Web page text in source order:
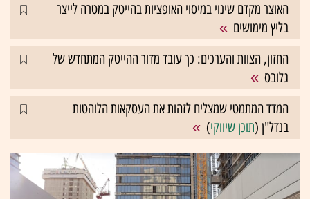
האוצר מקדם שינוי במיסוי האופציות בהייטק במטרה לייצר
בליץ מימושים
החזון, הצוות והערכים: כך עובד מדור ההייטק המתחדש של
גלובס
המדד המתמטי שמצליח לזהות את העסקאות הלוהטות
בנדל"ן (תוכן שיווקי)